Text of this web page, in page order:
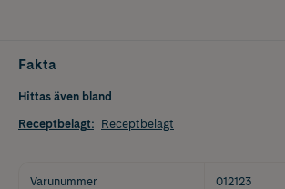
Fakta
Hittas även bland
Receptbelagt: Receptbelagt
Varunummer 012123